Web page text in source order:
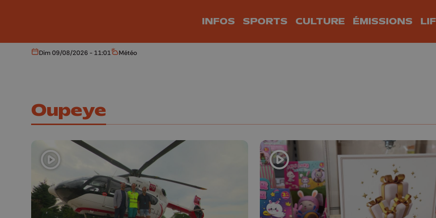
INFOS SPORTS CULTURE ÉMISSIONS
Aujourd'hui
Dim 09/08/2026 - 11:01 Météo
Météo
Oupeye